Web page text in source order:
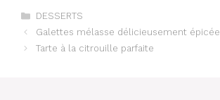
Catégories
DESSERTS
Galettes mélasse délicieusement
Tarte à la citrouille parfaite